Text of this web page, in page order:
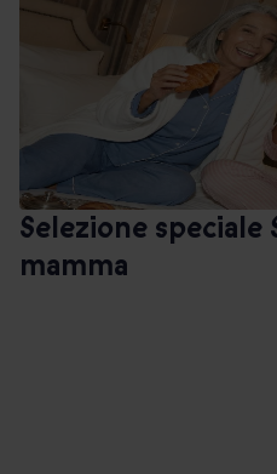
Selezione
mamma